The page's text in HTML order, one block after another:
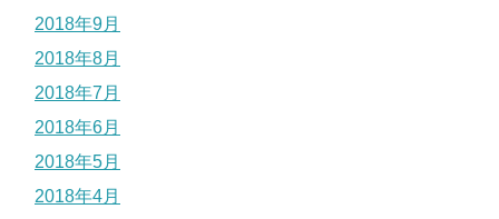
2018年9月
2018年8月
2018年7月
2018年6月
2018年5月
2018年4月